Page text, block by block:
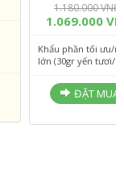
1.180.000 VNĐ
1.069.000
Khẩu phần tối ưu/
lớn (30gr yến tươi/
ĐẶT MUA